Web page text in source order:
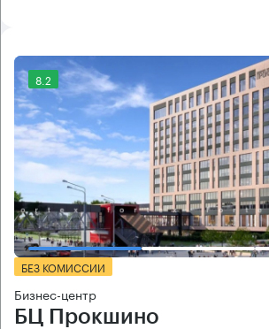
8.2
БЕЗ КОМИССИИ
Бизнес-центр
БЦ Прокшино